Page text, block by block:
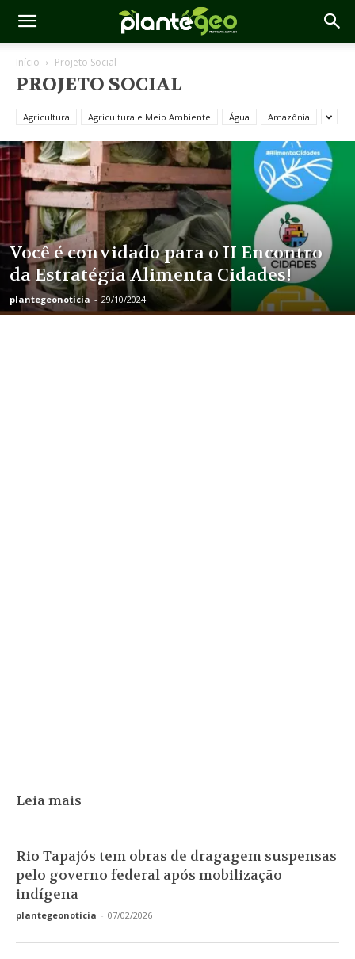
Início Projeto Social
PROJETO SOCIAL
Agricultura Agricultura e Meio Ambiente Água Amazônia
Você é convidado para o II Encontro
da Estratégia Alimenta Cidades! ️
plantegeonoticia - 29/10/2024
Leia mais
Rio Tapajós tem obras de dragagem suspensas
pelo governo federal após mobilização
indígena
plantegeonoticia - 07/02/2026